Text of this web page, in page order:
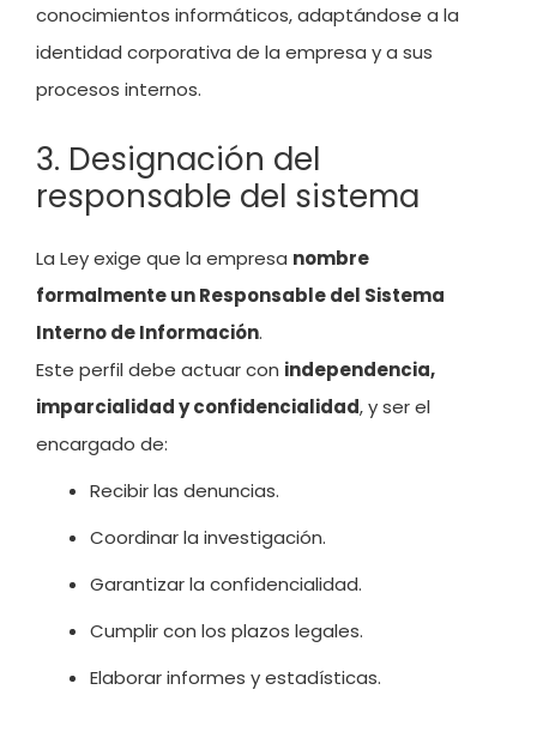
conocimientos informáticos, adaptándose a la
identidad corporativa de la empresa y a sus
procesos internos.
3. Designación del
responsable del sistema
La Ley exige que la empresa nombre
formalmente un Responsable del Sistema
Interno de Información.
Este perfil debe actuar con independencia,
imparcialidad y confidencialidad, y ser el
encargado de:
Recibir las denuncias.
Coordinar la investigación.
Garantizar la confidencialidad.
Cumplir con los plazos legales.
Elaborar informes y estadísticas.